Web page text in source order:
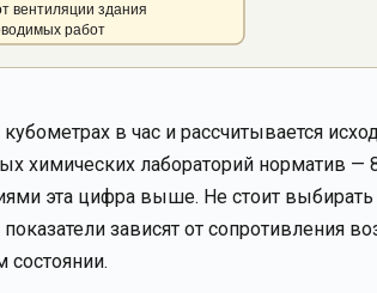
вентиляции здания
работ
в час и рассчитывается
химических лабораторий норматив
эта цифра выше. Не стоит
зависят от сопротивления